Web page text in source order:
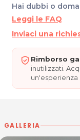
Hai dubbi o
Leggi le FAQ
Inviaci una
Rimborso
inutilizzati.
GALLERIA